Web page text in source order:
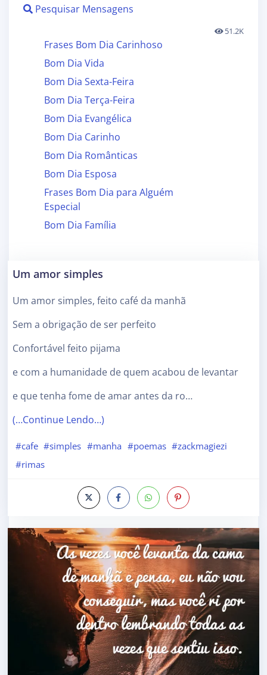
Pesquisar Mensagens
51.2K
Frases Bom Dia Carinhoso
Bom Dia Vida
Bom Dia Sexta-Feira
Bom Dia Terça-Feira
Bom Dia Evangélica
Bom Dia Carinho
Bom Dia Românticas
Bom Dia Esposa
Frases Bom Dia para Alguém
Especial
Bom Dia Família
Um amor simples
Um amor simples, feito café da manhã
Sem a obrigação de ser perfeito
Confortável feito pijama
e com a humanidade de quem acabou de levantar
e que tenha fome de amar antes da ro…
(…Continue Lendo…)
#cafe #simples #manha #poemas #zackmagiezi
#rimas